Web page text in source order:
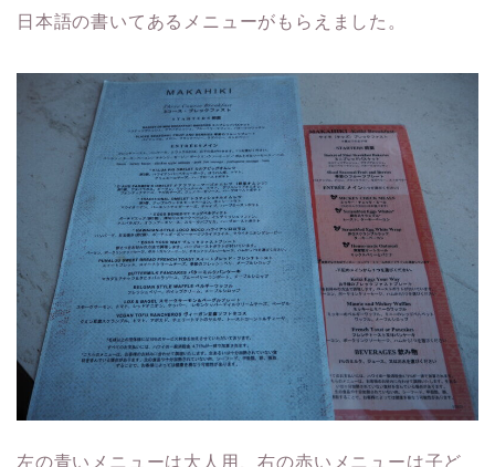
日本語の書いてあるメニューがもらえました。
左の青いメニューは大人用、右の赤いメニューは子ど